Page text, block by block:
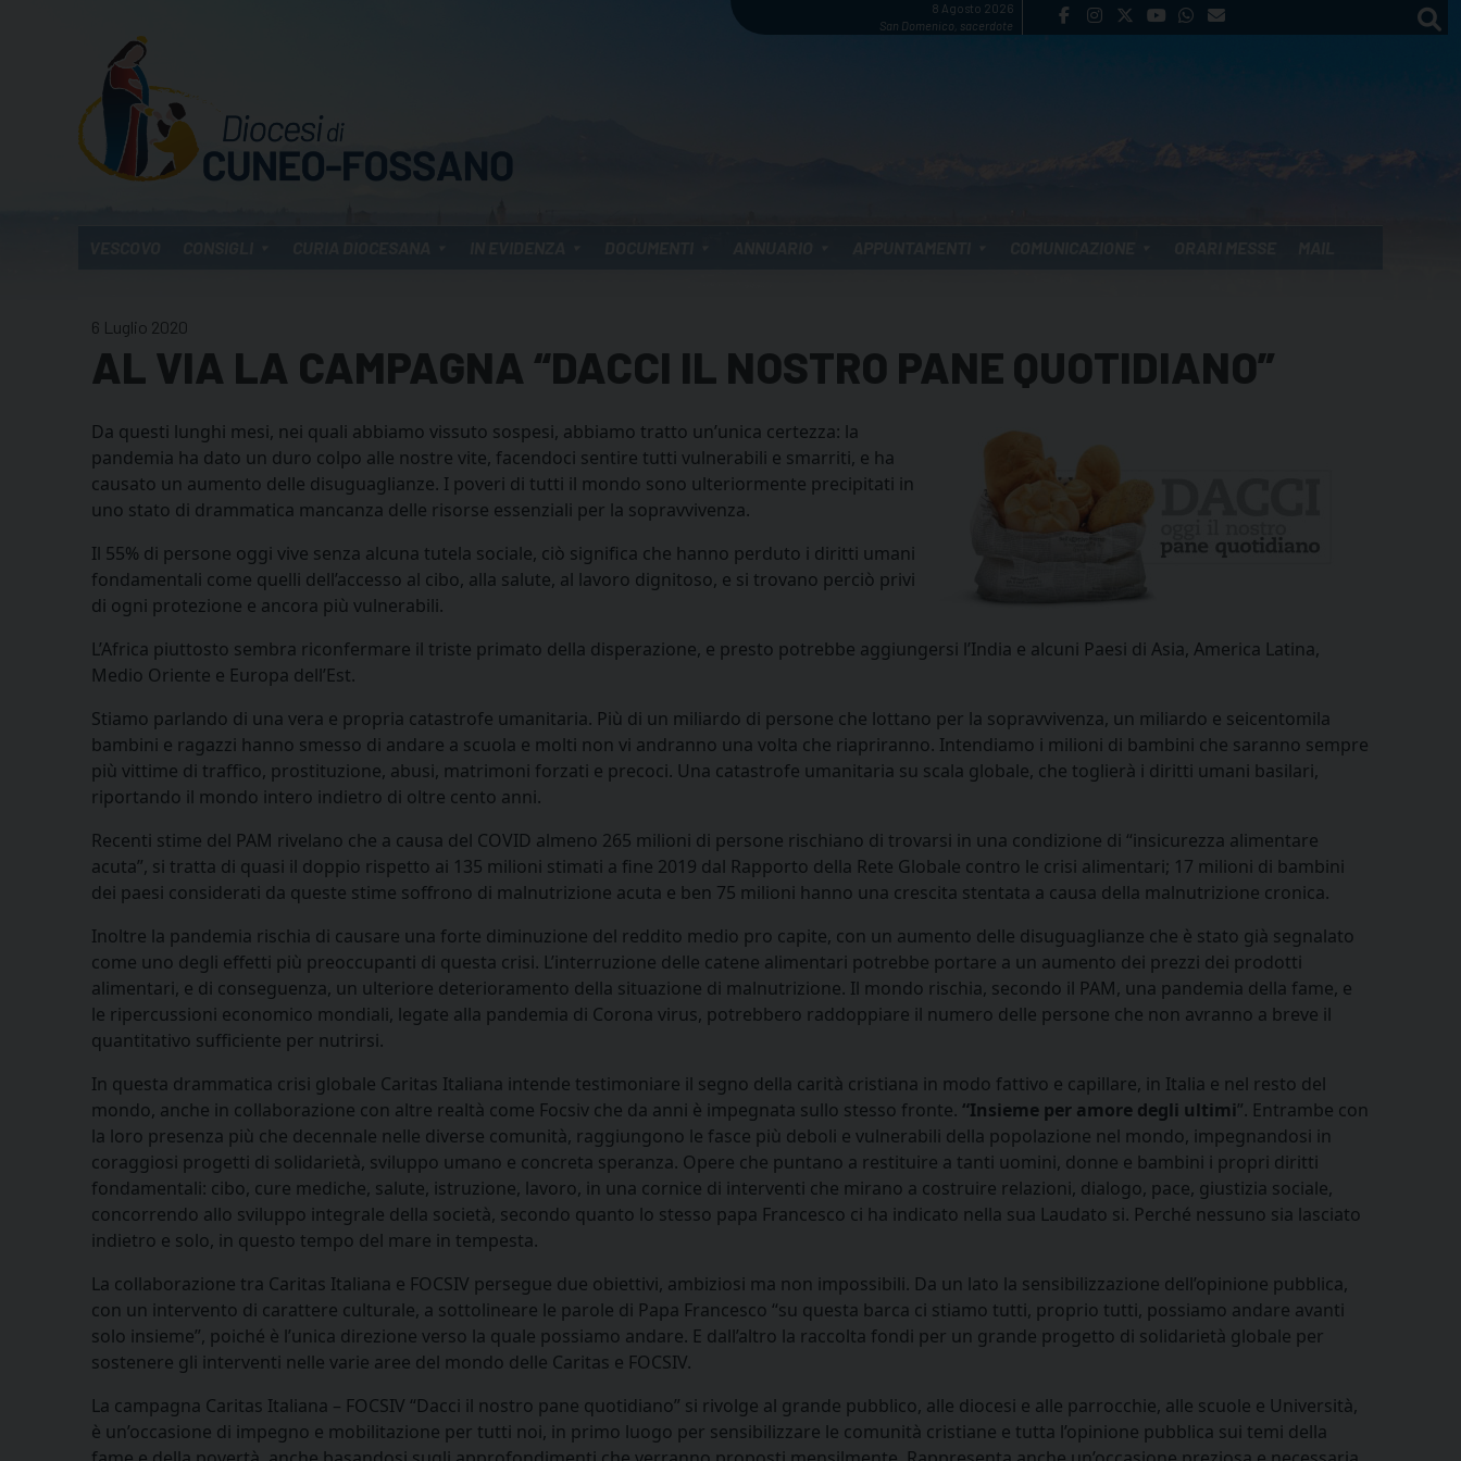
8 Agosto 2026
San Domenico, sacerdote
6 Luglio 2020
AL VIA LA CAMPAGNA “DACCI IL NOSTRO PANE QUOTIDIANO”
Da questi lunghi mesi, nei quali abbiamo vissuto sospesi, abbiamo tratto un’unica certezza: la
pandemia ha dato un duro colpo alle nostre vite, facendoci sentire tutti vulnerabili e smarriti, e ha
causato un aumento delle disuguaglianze. I poveri di tutti il mondo sono ulteriormente precipitati in
uno stato di drammatica mancanza delle risorse essenziali per la sopravvivenza.
Il 55% di persone oggi vive senza alcuna tutela sociale, ciò significa che hanno perduto i diritti umani
fondamentali come quelli dell’accesso al cibo, alla salute, al lavoro dignitoso, e si trovano perciò privi
di ogni protezione e ancora più vulnerabili.
L’Africa piuttosto sembra riconfermare il triste primato della disperazione, e presto potrebbe aggiungersi l’India e alcuni Paesi di Asia, America Latina,
Medio Oriente e Europa dell’Est.
Stiamo parlando di una vera e propria catastrofe umanitaria. Più di un miliardo di persone che lottano per la sopravvivenza, un miliardo e seicentomila
bambini e ragazzi hanno smesso di andare a scuola e molti non vi andranno una volta che riapriranno. Intendiamo i milioni di bambini che saranno sempre
più vittime di traffico, prostituzione, abusi, matrimoni forzati e precoci. Una catastrofe umanitaria su scala globale, che toglierà i diritti umani basilari,
riportando il mondo intero indietro di oltre cento anni.
Recenti stime del PAM rivelano che a causa del COVID almeno 265 milioni di persone rischiano di trovarsi in una condizione di “insicurezza alimentare
acuta”, si tratta di quasi il doppio rispetto ai 135 milioni stimati a fine 2019 dal Rapporto della Rete Globale contro le crisi alimentari; 17 milioni di bambini
dei paesi considerati da queste stime soffrono di malnutrizione acuta e ben 75 milioni hanno una crescita stentata a causa della malnutrizione cronica.
Inoltre la pandemia rischia di causare una forte diminuzione del reddito medio pro capite, con un aumento delle disuguaglianze che è stato già segnalato
come uno degli effetti più preoccupanti di questa crisi. L’interruzione delle catene alimentari potrebbe portare a un aumento dei prezzi dei prodotti
alimentari, e di conseguenza, un ulteriore deterioramento della situazione di malnutrizione. Il mondo rischia, secondo il PAM, una pandemia della fame, e
le ripercussioni economico mondiali, legate alla pandemia di Corona virus, potrebbero raddoppiare il numero delle persone che non avranno a breve il
quantitativo sufficiente per nutrirsi.
In questa drammatica crisi globale Caritas Italiana intende testimoniare il segno della carità cristiana in modo fattivo e capillare, in Italia e nel resto del
mondo, anche in collaborazione con altre realtà come Focsiv che da anni è impegnata sullo stesso fronte. “Insieme per amore degli ultimi”. Entrambe con
la loro presenza più che decennale nelle diverse comunità, raggiungono le fasce più deboli e vulnerabili della popolazione nel mondo, impegnandosi in
coraggiosi progetti di solidarietà, sviluppo umano e concreta speranza. Opere che puntano a restituire a tanti uomini, donne e bambini i propri diritti
fondamentali: cibo, cure mediche, salute, istruzione, lavoro, in una cornice di interventi che mirano a costruire relazioni, dialogo, pace, giustizia sociale,
concorrendo allo sviluppo integrale della società, secondo quanto lo stesso papa Francesco ci ha indicato nella sua Laudato si. Perché nessuno sia lasciato
indietro e solo, in questo tempo del mare in tempesta.
La collaborazione tra Caritas Italiana e FOCSIV persegue due obiettivi, ambiziosi ma non impossibili. Da un lato la sensibilizzazione dell’opinione pubblica,
con un intervento di carattere culturale, a sottolineare le parole di Papa Francesco “su questa barca ci stiamo tutti, proprio tutti, possiamo andare avanti
solo insieme”, poiché è l’unica direzione verso la quale possiamo andare. E dall’altro la raccolta fondi per un grande progetto di solidarietà globale per
sostenere gli interventi nelle varie aree del mondo delle Caritas e FOCSIV.
La campagna Caritas Italiana – FOCSIV “Dacci il nostro pane quotidiano” si rivolge al grande pubblico, alle diocesi e alle parrocchie, alle scuole e Università,
è un’occasione di impegno e mobilitazione per tutti noi, in primo luogo per sensibilizzare le comunità cristiane e tutta l’opinione pubblica sui temi della